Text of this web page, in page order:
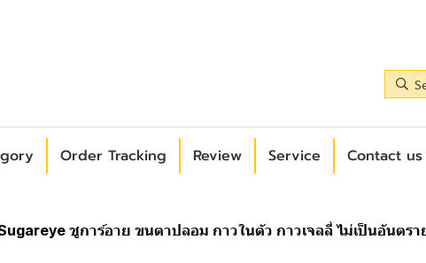
Order Tracking Review Service Contact
ชูการ์อาย ขนตาปลอม กาวในตัว กาวเจลลี่ ไม่เป็นอันตร